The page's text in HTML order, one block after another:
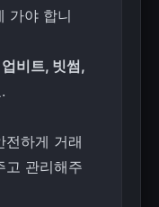
가야 합니
업비트, 빗썸,
전하게 거래
고 관리해주